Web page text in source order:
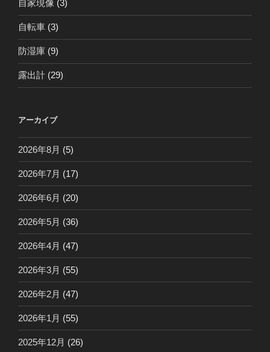
自家現像 (3)
自転車 (3)
防湿庫 (9)
露出計 (29)
アーカイブ
2026年8月 (5)
2026年7月 (17)
2026年6月 (20)
2026年5月 (36)
2026年4月 (47)
2026年3月 (55)
2026年2月 (47)
2026年1月 (55)
2025年12月 (26)